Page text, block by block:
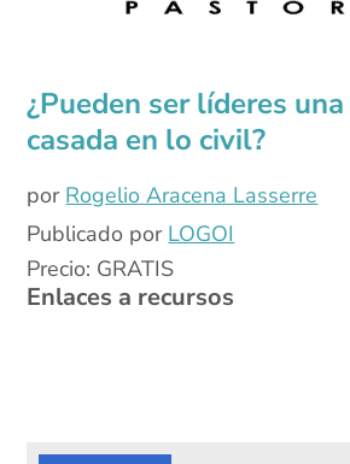
¿Pueden ser líderes
casada en lo civil?
por Rogelio Aracena Lasserre
Publicado por LOGOI
Precio: GRATIS
Enlaces a recursos